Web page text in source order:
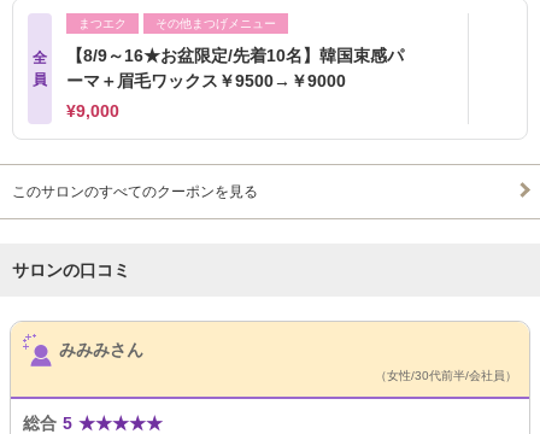
全
員
まつエク その他まつげメニュー
【8/9～16★お盆限定/先着10名】韓国束感パ
ーマ＋眉毛ワックス￥9500→￥9000
¥9,000
このサロンのすべてのクーポンを見る
サロンの口コミ
サロンPick Up
みみみさん
（女性/30代前半/会社員）
総合 5 ★★★★★